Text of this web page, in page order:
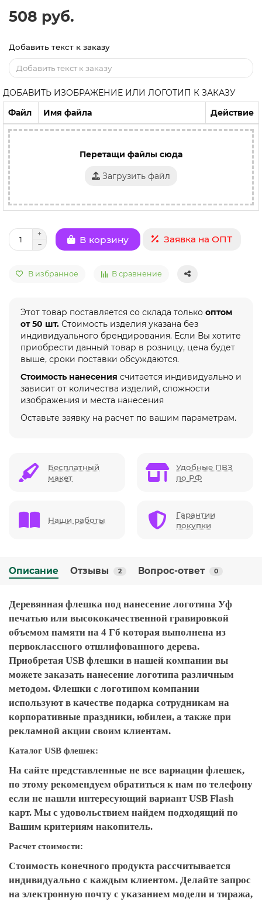
508 руб.
Добавить текст к заказу
ДОБАВИТЬ ИЗОБРАЖЕНИЕ ИЛИ ЛОГОТИП К ЗАКАЗУ
Файл
Имя файла Действие
Перетащи файлы сюда
Загрузить файл
В корзину Заявка на ОПТ
В избранное В сравнение
Этот товар поставляется со склада только оптом
от 50 шт. Стоимость изделия указана без
индивидуального брендирования. Если Вы хотите
приобрести данный товар в розницу, цена будет
выше, сроки поставки обсуждаются.
Стоимость нанесения считается индивидуально и
зависит от количества изделий, сложности
изображения и места нанесения
Оставьте заявку на расчет по вашим параметрам.
Бесплатный
макет
Удобные ПВЗ
по РФ
Наши работы
Гарантии
покупки
Описание Отзывы 2 Вопрос-ответ 0
Деревянная флешка под нанесение логотипа Уф
печатью или высококачественной гравировкой
объемом памяти на 4 Гб которая выполнена из
первоклассного отшлифованного дерева.
Приобретая USB флешки в нашей компании вы
можете заказать нанесение логотипа различным
методом. Флешки с логотипом компании
используют в качестве подарка сотрудникам на
корпоративные праздники, юбилеи, а также при
рекламной акции своим клиентам.
Каталог USB флешек:
На сайте представленные не все вариации флешек,
по этому рекомендуем обратиться к нам по телефону
если не нашли интересующий вариант USB Flash
карт. Мы с удовольствием найдем подходящий по
Вашим критериям накопитель.
Расчет стоимости:
Стоимость конечного продукта рассчитывается
индивидуально с каждым клиентом. Делайте запрос
на электронную почту с указанием модели и тиража,